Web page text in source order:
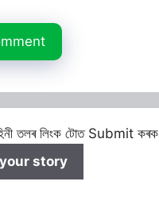
তলৰ লিংক টোত Submit কৰক
story